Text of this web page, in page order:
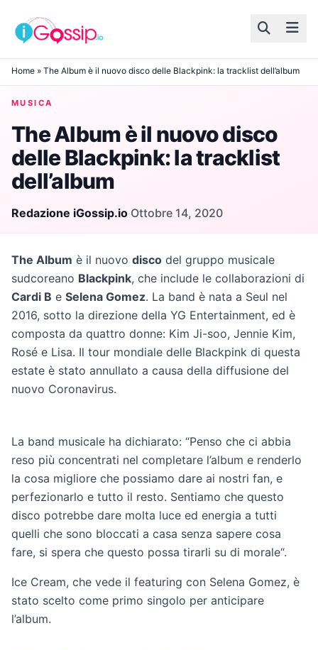
Skip to content
Home » The Album è il nuovo disco delle Blackpink: la tracklist dell’album
MUSICA
The Album è il nuovo disco
delle Blackpink: la tracklist
dell’album
Redazione iGossip.io·Ottobre 14, 2020
The Album è il nuovo disco del gruppo musicale
sudcoreano Blackpink, che include le collaborazioni di
Cardi B e Selena Gomez. La band è nata a Seul nel
2016, sotto la direzione della YG Entertainment, ed è
composta da quattro donne: Kim Ji-soo, Jennie Kim,
Rosé e Lisa. Il tour mondiale delle Blackpink di questa
estate è stato annullato a causa della diffusione del
nuovo Coronavirus.
La band musicale ha dichiarato: “Penso che ci abbia
reso più concentrati nel completare l’album e renderlo
la cosa migliore che possiamo dare ai nostri fan, e
perfezionarlo e tutto il resto. Sentiamo che questo
disco potrebbe dare molta luce ed energia a tutti
quelli che sono bloccati a casa senza sapere cosa
fare, si spera che questo possa tirarli su di morale“.
Ice Cream, che vede il featuring con Selena Gomez, è
stato scelto come primo singolo per anticipare
l’album.